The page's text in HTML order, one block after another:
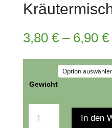
3,80 €– 6,90 €
Gewicht
Kräutermischung
No.
In den